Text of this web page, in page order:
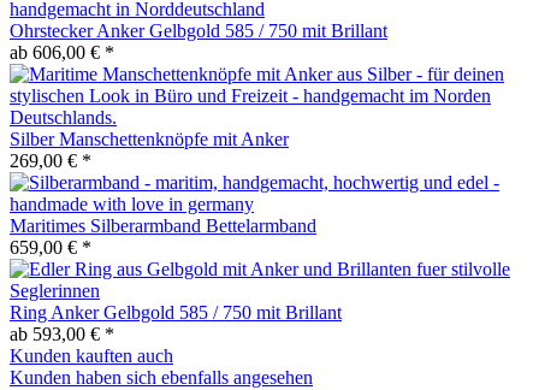
Ohrstecker Anker Gelbgold 585 / 750 mit Brillant
ab 606,00 € *
Silber Manschettenknöpfe mit Anker
269,00 € *
Maritimes Silberarmband Bettelarmband
659,00 € *
Ring Anker Gelbgold 585 / 750 mit Brillant
ab 593,00 € *
Kunden kauften auch
Kunden haben sich ebenfalls angesehen